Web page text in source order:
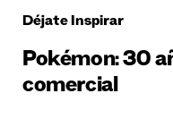
Déjate Inspirar
Pokémon: 30
comercial